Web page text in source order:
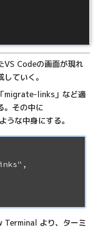
VS Codeの画面が現れ
ていく。
migrate-links」など適
。その中に
な中身にする。
Terminal より、ターミ